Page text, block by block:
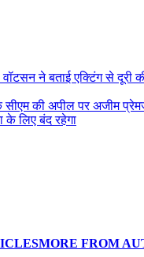
वॉटसन ने बताई एक्टिंग से दूरी
सीएम की अपील पर अजीम
लिए बंद रहेगा
MORE FROM